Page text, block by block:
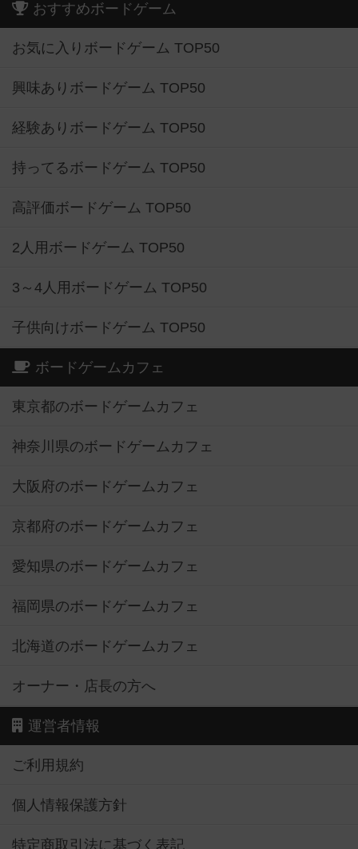
おすすめボードゲーム
お気に入りボードゲーム TOP50
興味ありボードゲーム TOP50
経験ありボードゲーム TOP50
持ってるボードゲーム TOP50
高評価ボードゲーム TOP50
2人用ボードゲーム TOP50
3～4人用ボードゲーム TOP50
子供向けボードゲーム TOP50
ボードゲームカフェ
東京都のボードゲームカフェ
神奈川県のボードゲームカフェ
大阪府のボードゲームカフェ
京都府のボードゲームカフェ
愛知県のボードゲームカフェ
福岡県のボードゲームカフェ
北海道のボードゲームカフェ
オーナー・店長の方へ
運営者情報
ご利用規約
個人情報保護方針
特定商取引法に基づく表記